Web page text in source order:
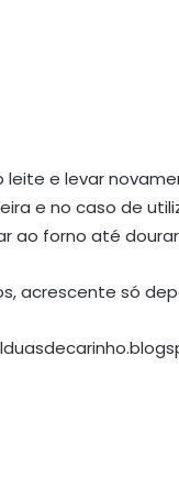
e levar
e no caso de
ao forno até
acrescente só